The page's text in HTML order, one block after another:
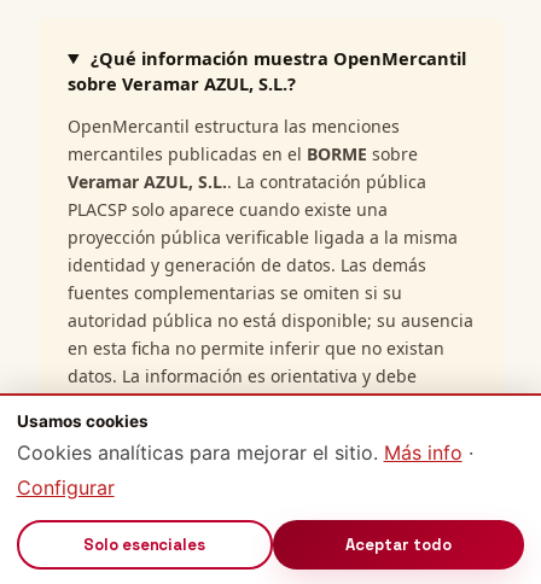
¿Qué información muestra OpenMercantil
sobre Veramar AZUL, S.L.?
OpenMercantil estructura las menciones
mercantiles publicadas en el BORME sobre
Veramar AZUL, S.L.. La contratación pública
PLACSP solo aparece cuando existe una
proyección pública verificable ligada a la misma
identidad y generación de datos. Las demás
fuentes complementarias se omiten si su
autoridad pública no está disponible; su ausencia
en esta ficha no permite inferir que no existan
datos. La información es orientativa y debe
contrastarse con la fuente oficial cuando se
requiera validez jurídica plena.
¿De dónde proceden los datos mostrados
¿OpenMercantil es una fuente oficial sobre
Usamos cookies
Cookies analíticas para mejorar el sitio. Más info ·
Configurar
Solo esenciales Aceptar todo